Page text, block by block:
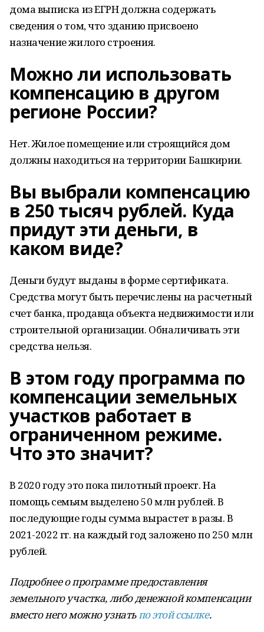
дома выписка из ЕГРН должна содержать
сведения о том, что зданию присвоено
назначение жилого строения.
Можно ли использовать
компенсацию в другом
регионе России?
Нет. Жилое помещение или строящийся дом
должны находиться на территории Башкирии.
Вы выбрали компенсацию
в 250 тысяч рублей. Куда
придут эти деньги, в
каком виде?
Деньги будут выданы в форме сертификата.
Средства могут быть перечислены на расчетный
счет банка, продавца объекта недвижимости или
строительной организации. Обналичивать эти
средства нельзя.
В этом году программа по
компенсации земельных
участков работает в
ограниченном режиме.
Что это значит?
В 2020 году это пока пилотный проект. На
помощь семьям выделено 50 млн рублей. В
последующие годы сумма вырастет в разы. В
2021-2022 гг. на каждый год заложено по 250 млн
рублей.
Подробнее о программе предоставления
земельного участка, либо денежной компенсации
вместо него можно узнатьпо этой ссылке.